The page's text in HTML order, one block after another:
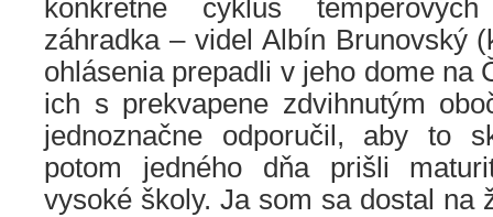
konkrétne cyklus
záhradka – videl Albín Brunovský
ohlásenia prepadli v jeho dome na
ich s prekvapene zdvihnutým
jednoznačne odporučil, aby to
potom jedného dňa prišli
vysoké školy. Ja som sa dostal na